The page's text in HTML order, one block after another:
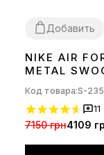
Добавить
3637 38 39 4041
NIKE AIR
METAL
Код товара:S-
11
7150 грн4109